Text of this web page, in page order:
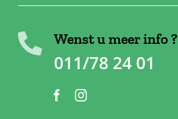
Wenst u meer info ?
011/78 24 01